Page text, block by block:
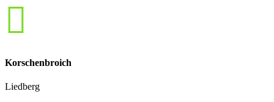

Korschenbroich
Liedberg